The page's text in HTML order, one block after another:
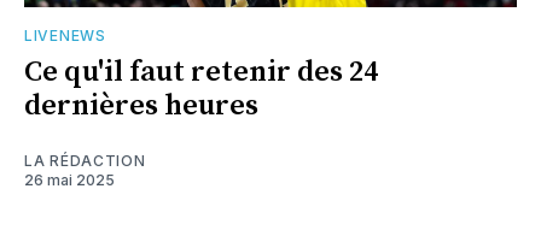
LIVENEWS
Ce qu'il faut retenir des 24
dernières heures
LA RÉDACTION
26 mai 2025